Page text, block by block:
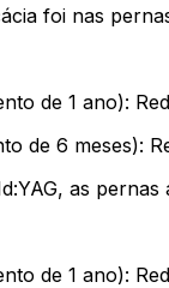
foi nas
de 1 ano):
de 6 meses):
as
de 1 ano):